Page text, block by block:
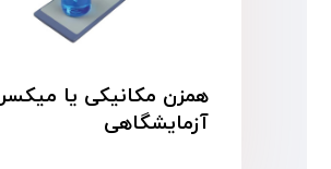
همزن مکانیکی یا میکسر
آزمایشگاهی